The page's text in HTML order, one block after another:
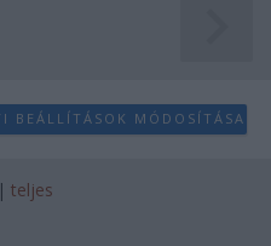
BEÁLLÍTÁSOK MÓDOSÍTÁSA
| teljes